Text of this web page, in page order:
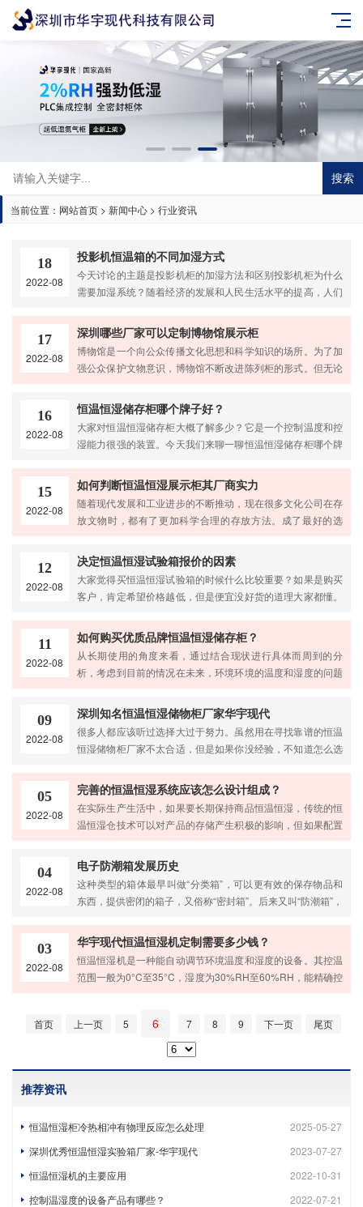
搜索
当前位置： 网站首页 > 新闻中心 > 行业资讯
18
2022-08
投影机恒温箱的不同加湿方式
今天讨论的主题是投影机柜的加湿方法和区别投影机柜为什么
需要加湿系统？随着经济的发展和人民生活水平的提高，人们
走进全球很多家庭，成为干旱地区家庭不可或缺的家用电器。
然而这只是家庭需求的加湿器。在工业应用领域，电子工厂、
半导体工厂、程控机房、防爆工厂的湿度要求一般为40%RH
至60%RH。相对湿度不够生产过程中会产生静电，造成产品
17
2022-08
深圳哪些厂家可以定制博物馆展示柜
博物馆是一个向公众传播文化思想和科学知识的场所。为了加
强公众保护文物意识，博物馆不断改进陈列柜的形式。但无论
陈列柜形式如何变化，文物的陈列始终离不开其保护设施博物
馆展示柜。博物馆展示柜设计定制与展览效果有着密切的关
系。巧妙的博物馆展示柜设计可以说对博物馆传播文化知识的
功能起到了积极的作用。那么，如何定制博物馆展示柜呢？希
望分享一些博物馆展示柜的定制点和案例，对大家有帮助。1.
根据文物类型定制博物馆
16
2022-08
恒温恒湿储存柜哪个牌子好？
大家对恒温恒湿储存柜大概了解多少？它是一个控制温度和控
湿能力很强的装置。今天我们来聊一聊恒温恒湿储存柜哪个牌
有需求的客户会批量购买，所以挑选一个可靠的品牌是非常重
要的。下面我们来分析一下恒温恒湿储存柜哪个牌子比较好。
除了柜子外观的类型这取决于你的需求是什么样的，使用材质
都可以定制，只要你跟我们的售前客服工作人员交流一下就
15
2022-08
如何判断恒温恒湿展示柜其厂商实力
随着现代发展和工业进步的不断推动，现在很多文化公司在存
放文物时，都有了更加科学合理的存放方法。成了最好的选
择。举个例子，像我们日常的食物和蔬菜都没有存放在冰箱
里，那么很可能第二天就坏了。如果需要较长时间保存，必须
保存在恒温恒湿的环境中。为此，如果你想保存文物和字画，
最好的选择就是购买文物恒温恒湿柜，以减少环境对文物的影
响。那么购买恒温恒湿展柜如何确定其厂家实力呢？在购买恒
温恒湿展示柜之前，需要做一
12
2022-08
决定恒温恒湿试验箱报价的因素
大家觉得买恒温恒湿试验箱的时候什么比较重要？如果是购买
客户，肯定希望价格越低，但是便宜没好货的道理大家都懂。
些材料导致的恒温恒湿试验箱价格变高的。同类型同型号同规
格的恒温恒湿试验箱而言，价格会比相同工艺、相同材料下的
高低温实验箱贵一点，但没冷热冲击试验箱、高低温冲击试验
箱价格贵，在温度环境试验设备类型中属于中档消费产品。因
11
2022-08
如何购买优质品牌恒温恒湿储存柜？
从长期使用的角度来看，通过结合现状进行具体而周到的分
析，考虑到目前的情况在未来，环境环境的温度和湿度的问题
根据季节得到缓解，但考虑到恒温恒湿储存柜带来的风险，即
在特定季节不合格的问题，物品的储存基于过去采取的措施和
现有处理方法的不同结果， 结合公司一年四季的环境温湿度变
化和目前实际可用的资金预算。 存在的问题及相应的解决方
案。如何买到知名品牌的优质恒温恒湿储存柜，是很多公司头
疼的问题。核心是恒温恒
09
2022-08
深圳知名恒温恒湿储物柜厂家华宇现代
很多人都应该听过选择大过于努力。虽然用在寻找靠谱的恒温
恒湿储物柜厂家不太合适，但是如果你没经验，不知道怎么选
盲目踩市场的好。那么产品所在的恒温恒湿行业有哪些比较知
名的恒温恒湿设备厂商呢？我相信你在购买一件东西的时候，
如果资金预算充足，考虑到产品的质量一般会把品牌看得很重
要，尤其是在不了解行业整体情况的情况下。恒温恒湿储物柜
05
2022-08
完善的恒温恒湿系统应该怎么设计组成？
在实际生产生活中，如果要长期保持商品恒温恒湿，传统的恒
温恒湿仓技术可以对产品的存储产生积极的影响，但如果配置
更完善的恒温恒湿系统，效果往往会更好。恒温恒湿仓将是组
成恒温恒湿系统概念的一部分，同样需要人工辅助才能达到完
美的保鲜效果。恒温恒湿系统由哪些部分组成？它能做什么？
一个完善的智能恒温恒湿系统去哪里找，要多少钱？要弄懂以
上问题，切记凡事不能一概而论。恒温恒湿系统需要服务于整
个工程设计。在实际配置
04
2022-08
电子防潮箱发展历史
这种类型的箱体最早叫做“分类箱”，可以更有效的保存物品和
东西，提供密闭的箱子，又俗称“密封箱”。后来又叫“防潮箱”，
为了使防潮效果更好，里面放了一个可以吸收水蒸气和湿气的
一次性干燥材料袋，简称“干燥袋”或“干燥剂”。但由于干燥袋只
能用一次，所以无法知道是否失效。然后，可以在箱子上加一
个湿度计，显示并告知箱子内的湿度情况。渐渐的，这类产品
03
2022-08
华宇现代恒温恒湿机定制需要多少钱？
恒温恒湿机是一种能自动调节环境温度和湿度的设备。其控温
范围一般为0°C至35°C，湿度为30%RH至60%RH，能精确控
制温湿度值。与常用的中央空调相比，它的功能和用途非常广
样了。它可以将温度控制在一个固定值，即使长时间运作都不
会产生一点误差，在功耗上也采用了我们自主研发的节能系
统，既环保节能又能达到你想要的功效。我们在选购一些物品
首页 上一页 5 6 7 8 9 下一页 尾页
推荐资讯
2025-05-27
恒温恒湿柜冷热相冲有物理反应怎么处理
2023-07-27
深圳优秀恒温恒湿实验箱厂家-华宇现代
2022-10-31
恒温恒湿机的主要应用
2022-07-21
控制温湿度的设备产品有哪些？